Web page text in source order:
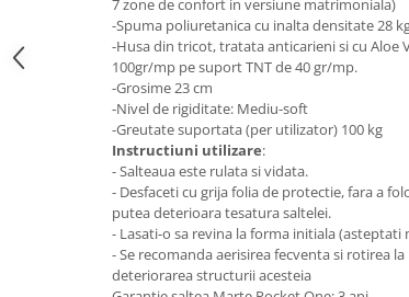
Suport pentru umerase
Etajere
Mobilier gradinita
Mese gradinita
Scaune gradinita
Set mese si scaune gradinita
Mobilier copii
Mobila camera copii
7 zone de confort in versiune matrimoniala)
-Spuma poliuretanica cu inalta densitate 28
-Husa din tricot, tratata anticarieni si cu Aloe
100gr/mp pe suport TNT de 40 gr/mp.
-Grosime 23 cm
-Nivel de rigiditate: Mediu-soft
-Greutate suportata (per utilizator) 100 kg
Instructiuni utilizare:
- Salteaua este rulata si vidata.
- Desfaceti cu grija folia de protectie, fara a
putea deterioara tesatura saltelei.
- Lasati-o sa revina la forma initiala (asteptati
- Se recomanda aerisirea fecventa si rotirea
deteriorarea structurii acesteia